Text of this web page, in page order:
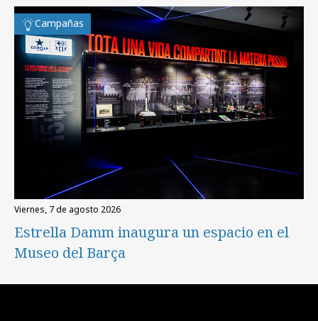
Campañas
viernes, 7 de agosto 2026
Estrella Damm inaugura un espacio en el
Museo del Barça